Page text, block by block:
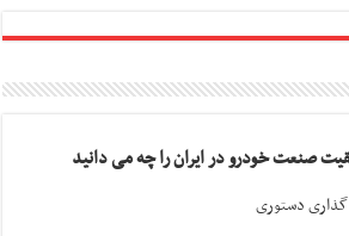
صنعت خودرو در ایران را چه می دانید
دستوری